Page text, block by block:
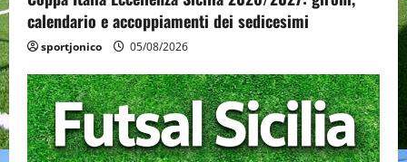
calendario e accoppiamenti dei sedicesimi
sportjonico 05/08/2026